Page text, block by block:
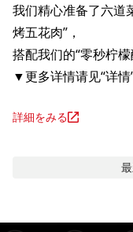
我们精心准备了六道
烤五花肉”，
搭配我们的“零秒柠
▼更多详情请见“详情
詳細をみる